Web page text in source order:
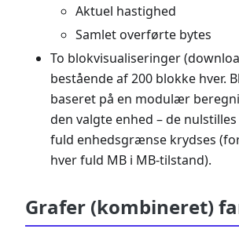
Aktuel hastighed
Samlet overførte bytes
To blokvisualiseringer
bestående af 200 blokke hver.
baseret på en modulær
den valgte enhed – de
fuld enhedsgrænse krydses
hver fuld MB i MB-tilstand).
Grafer (kombineret)